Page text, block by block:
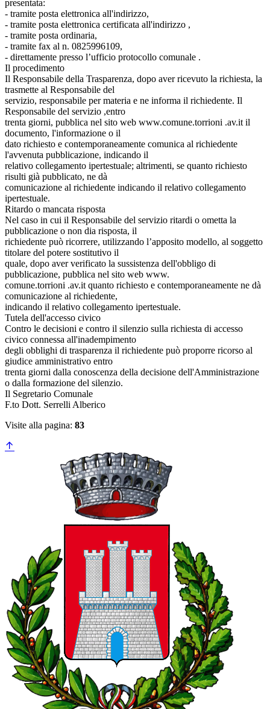
presentata:
- tramite posta elettronica all'indirizzo,
- tramite posta elettronica certificata all'indirizzo ,
- tramite posta ordinaria,
- tramite fax al n. 0825996109,
- direttamente presso l’ufficio protocollo comunale .
Il procedimento
Il Responsabile della Trasparenza, dopo aver ricevuto la richiesta, la
trasmette al Responsabile del
servizio, responsabile per materia e ne informa il richiedente. Il
Responsabile del servizio ,entro
trenta giorni, pubblica nel sito web www.comune.torrioni .av.it il
documento, l'informazione o il
dato richiesto e contemporaneamente comunica al richiedente
l'avvenuta pubblicazione, indicando il
relativo collegamento ipertestuale; altrimenti, se quanto richiesto
risulti già pubblicato, ne dà
comunicazione al richiedente indicando il relativo collegamento
ipertestuale.
Ritardo o mancata risposta
Nel caso in cui il Responsabile del servizio ritardi o ometta la
pubblicazione o non dia risposta, il
richiedente può ricorrere, utilizzando l’apposito modello, al soggetto
titolare del potere sostitutivo il
quale, dopo aver verificato la sussistenza dell'obbligo di
pubblicazione, pubblica nel sito web www.
comune.torrioni .av.it quanto richiesto e contemporaneamente ne dà
comunicazione al richiedente,
indicando il relativo collegamento ipertestuale.
Tutela dell'accesso civico
Contro le decisioni e contro il silenzio sulla richiesta di accesso
civico connessa all'inadempimento
degli obblighi di trasparenza il richiedente può proporre ricorso al
giudice amministrativo entro
trenta giorni dalla conoscenza della decisione dell'Amministrazione
o dalla formazione del silenzio.
Il Segretario Comunale
F.to Dott. Serrelli Alberico
Visite alla pagina: 83